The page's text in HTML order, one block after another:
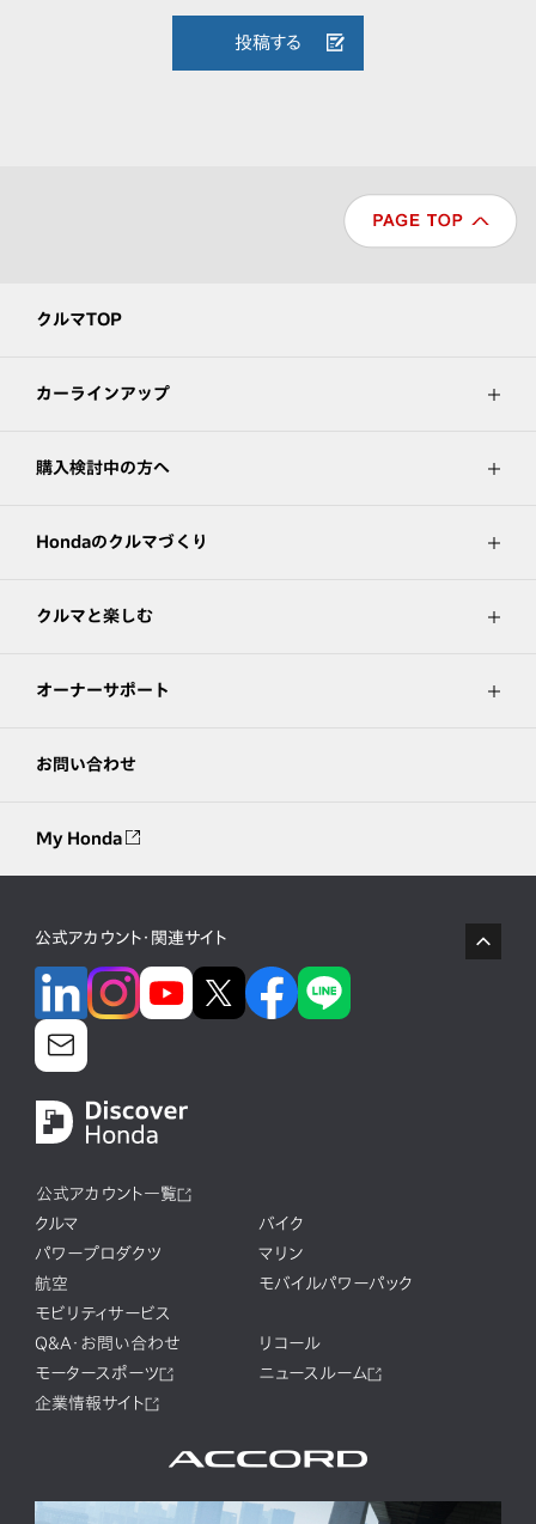
投稿する
クルマTOP
カーラインアップ
購入検討中の方へ
Hondaのクルマづくり
クルマと楽しむ
オーナーサポート
お問い合わせ
My Honda
公式アカウント・関連サイト
公式アカウント一覧
クルマ
バイク
パワープロダクツ
マリン
航空
モバイルパワーパック
モビリティサービス
Q&A・お問い合わせ
リコール
モータースポーツ
ニュースルーム
企業情報サイト